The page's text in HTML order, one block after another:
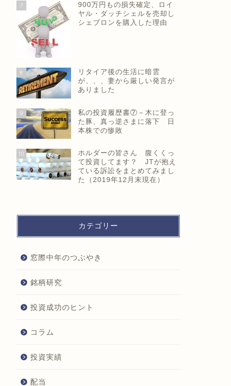
7
900万円もの損失確定、ロイ
ヤル・ダッチシェルを売却し
シェブロンを購入した理由
8
リタイア後の生活に暗雲
が、、、妻から厳しい発言が
ありました
9
私の投資履歴書⑦－木に登っ
た豚、真っ逆さまに落下 日
本株での惨敗
10
ホルダーの皆さん 腹くくっ
て投資してます？ JTが抱え
ている訴訟をまとめてみまし
た（2019年12月末現在）
カテゴリー
窓際中年のつぶやき
銘柄研究
投資成功のヒント
コラム
投資実績
配当